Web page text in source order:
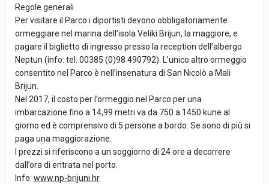
Regole generali
Per visitare il Parco i diportisti devono obbligatoriamente
ormeggiare nel marina dell’isola Veliki Brijun, la maggiore, e
pagare il biglietto di ingresso presso la reception dell’albergo
Neptun (info: tel. 00385 (0)98 490792). L’unico altro ormeggio
consentito nel Parco è nell’insenatura di San Nicolò a Mali
Brijun.
Nel 2017, il costo per l’ormeggio nel Parco per una
imbarcazione fino a 14,99 metri va da 750 a 1450 kune al
giorno ed è comprensivo di 5 persone a bordo. Se sono di più si
paga una maggiorazione.
I prezzi si riferiscono a un soggiorno di 24 ore a decorrere
dall’ora di entrata nel porto.
Info: www.np-brijuni.hr